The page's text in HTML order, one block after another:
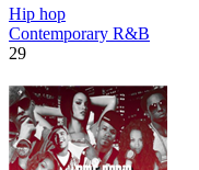
Hip hop
Contemporary R&B
29